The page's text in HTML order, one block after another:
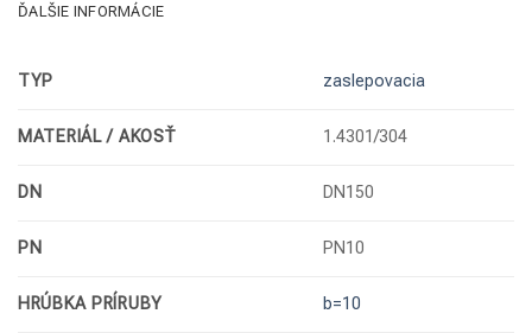
ĎALŠIE INFORMÁCIE
TYP zaslepovacia
MATERIÁL / AKOSŤ 1.4301/304
DN DN150
PN PN10
HRÚBKA PRÍRUBY b=10